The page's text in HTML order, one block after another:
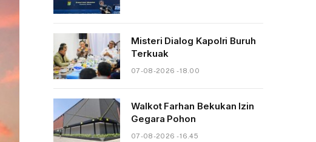
Misteri Dialog Kapolri Buruh
Terkuak
07-08-2026 - 18.00
Walkot Farhan Bekukan Izin
Gegara Pohon
07-08-2026 - 16.45